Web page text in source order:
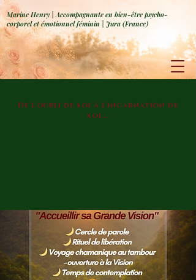
Marine Henry | Accompagnante en bien-être psycho-
corporel et émotionnel féminin | Jura (France)
De l'oubli de soi à l'incarnation de
soi...